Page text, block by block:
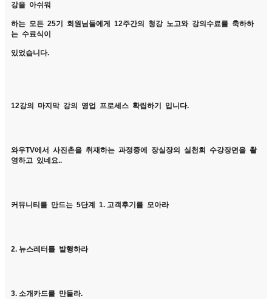
강을 아쉬워
하는 모든 25기 회원님들에게 12주간의 청강 노고와 강의수료를 축하하
는 수료식이
있었습니다.
12강의 마지막 강의 영업 프로세스 확립하기 입니다.
와우TV에서 사진촌을 취재하는 과정중에 장실장의 실천회 수강장면을 촬
영하고 있네요..
커뮤니티를 만드는 5단계 1. 고객후기를 모아라
2. 뉴스레터를 발행하라
3. 소개카드를 만들라.